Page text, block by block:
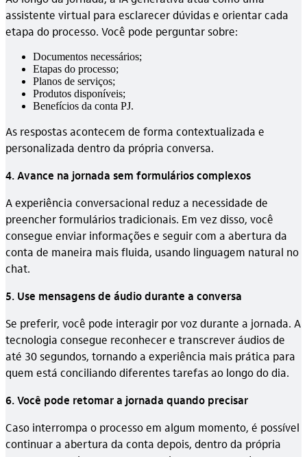
assistente virtual para esclarecer dúvidas e orientar cada
etapa do processo. Você pode perguntar sobre:
Documentos necessários;
Etapas do processo;
Planos de serviços;
Produtos disponíveis;
Benefícios da conta PJ.
As respostas acontecem de forma contextualizada e
personalizada dentro da própria conversa.
4. Avance na jornada sem formulários complexos
A experiência conversacional reduz a necessidade de
preencher formulários tradicionais. Em vez disso, você
consegue enviar informações e seguir com a abertura da
conta de maneira mais fluida, usando linguagem natural no
chat.
5. Use mensagens de áudio durante a conversa
Se preferir, você pode interagir por voz durante a jornada. A
tecnologia consegue reconhecer e transcrever áudios de
até 30 segundos, tornando a experiência mais prática para
quem está conciliando diferentes tarefas ao longo do dia.
6. Você pode retomar a jornada quando precisar
Caso interrompa o processo em algum momento, é possível
continuar a abertura da conta depois, dentro da própria